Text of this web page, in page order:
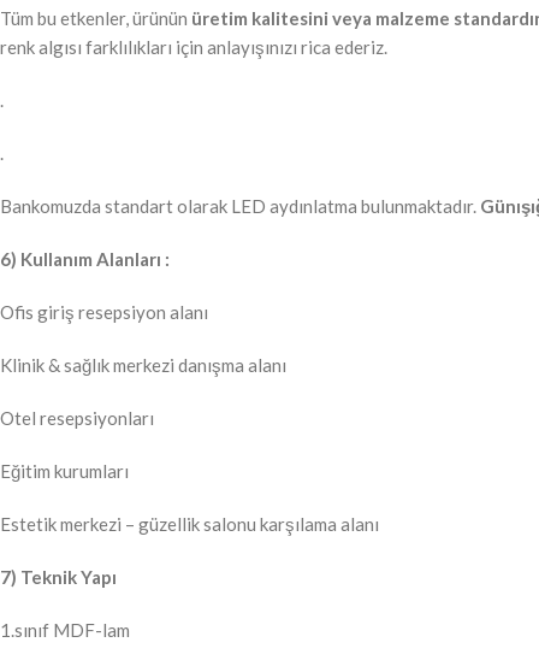
Tüm bu etkenler, ürünün üretim kalitesini veya malzeme
renk algısı farklılıkları için anlayışınızı rica ederiz.
.
.
Bankomuzda standart olarak LED aydınlatma bulunmaktadır.
6) Kullanım Alanları :
Ofis giriş resepsiyon alanı
Klinik & sağlık merkezi danışma alanı
Otel resepsiyonları
Eğitim kurumları
Estetik merkezi – güzellik salonu karşılama alanı
7) Teknik Yapı
1.sınıf MDF-lam